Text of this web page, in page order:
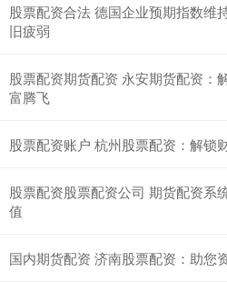
股票配资合法 德国企业预期指数维
旧疲弱
股票配资期货配资 永安期货配资：
富腾飞
股票配资账户 杭州股票配资：解锁
股票配资股票配资公司 期货配资系
值
国内期货配资 济南股票配资：助您